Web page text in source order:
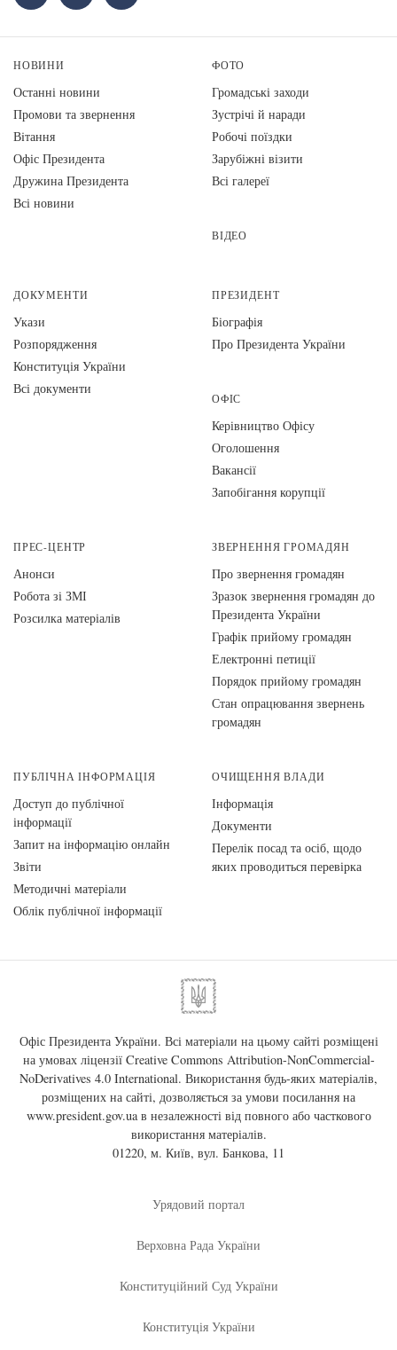
НОВИНИ
Останні новини
Промови та звернення
Вiтання
Офіс Президента
Дружина Президента
Всі новини
ФОТО
Громадські заходи
Зустрічі й наради
Робочі поїздки
Зарубіжні візити
Всі галереї
ВІДЕО
ДОКУМЕНТИ
Укази
Розпорядження
Конституція України
Всі документи
ПРЕЗИДЕНТ
Біографія
Про Президента України
ОФІС
Керівництво Офісу
Оголошення
Вакансії
Запобігання корупції
ПРЕС-ЦЕНТР
Анонси
Робота зі ЗМІ
Розсилка матеріалів
ЗВЕРНЕННЯ ГРОМАДЯН
Про звернення громадян
Зразок звернення громадян до
Президента України
Графік прийому громадян
Електронні петиції
Порядок прийому громадян
Стан опрацювання звернень
громадян
ПУБЛІЧНА ІНФОРМАЦІЯ
Доступ до публічної
інформації
Запит на інформацію онлайн
Звіти
Методичні матеріали
Облік публічної інформації
ОЧИЩЕННЯ ВЛАДИ
Інформація
Документи
Перелік посад та осіб, щодо
яких проводиться перевірка
Офіс Президента України. Всі матеріали на цьому сайті розміщені
на умовах ліцензії Creative Commons Attribution-NonCommercial-
NoDerivatives 4.0 International. Використання будь-яких матеріалів,
розміщених на сайті, дозволяється за умови посилання на
www.president.gov.uaв незалежності від повного або часткового
використання матеріалів.
01220, м. Київ, вул. Банкова, 11
Урядовий портал
Верховна Рада України
Конституційний Суд України
Конституція України